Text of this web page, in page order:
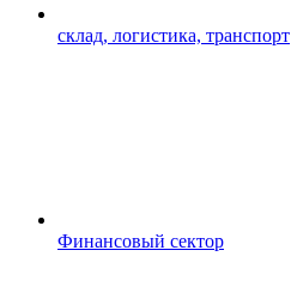
склад, логистика, транспорт
Финансовый сектор